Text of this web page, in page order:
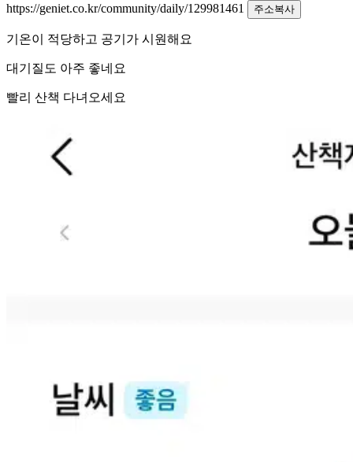
https://geniet.co.kr/community/daily/129981461
주소복사
기온이 적당하고 공기가 시원해요
대기질도 아주 좋네요
빨리 산책 다녀오세요